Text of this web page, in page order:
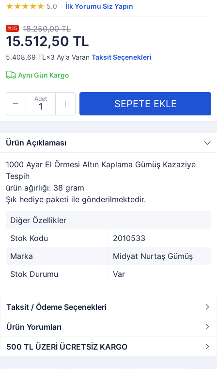
5.0 İlk Yorumu Siz Yapın
15.512,50 TL
%15 18.250,00 TL
5.408,69 TL×3 Ay'a Varan Taksit Seçenekleri
Aynı Gün Kargo
Adet
Ürün Açıklaması
1000 Ayar El Örmesi Altın Kaplama Gümüş Kazaziye
Tespih
ürün ağırlığı: 38 gram
Şık hediye paketi ile gönderilmektedir.
Diğer Özellikler
Stok Kodu
2010533
Marka
Midyat Nurtaş Gümüş
Stok Durumu
Var
Taksit / Ödeme Seçenekleri
Ürün Yorumları
500 TL ÜZERİ ÜCRETSİZ KARGO